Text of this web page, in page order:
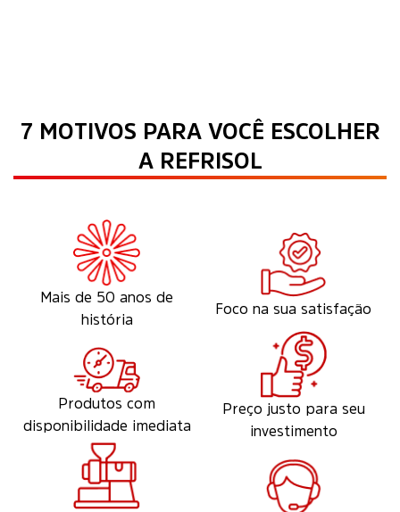
7 MOTIVOS PARA VOCÊ ESCOLHER
A REFRISOL
Mais de 50 anos de
história
Foco na sua satisfação
Produtos com
disponibilidade imediata
Preço justo para seu
investimento